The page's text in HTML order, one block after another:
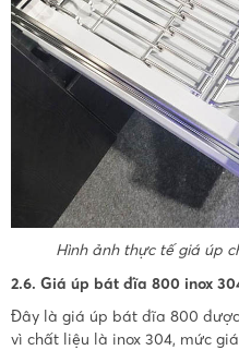
Hình ảnh thực tế giá úp
2.6. Giá úp bát đĩa 800 inox
Đây là giá úp bát đĩa 800
vì chất liệu là inox 304, mức